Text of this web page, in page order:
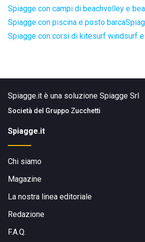
Spiagge con campi di beachvolley e
Spiagge con piscina e posto barca
Spiagge con corsi di kitesurf windsurf
Spiagge.it è una soluzione Spiagge Srl
Società del Gruppo Zucchetti
Spiagge.it
Chi siamo
Magazine
La nostra linea editoriale
Redazione
F.A.Q.